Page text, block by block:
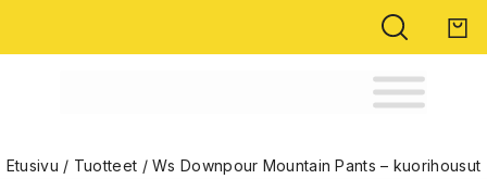
Etusivu / Tuotteet /Ws Downpour Mountain Pants – kuorihousut